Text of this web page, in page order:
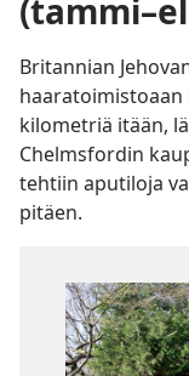
Britannian
kilometriä itään,
Chelmsfordin
tehtiin aputiloja
pitäen.